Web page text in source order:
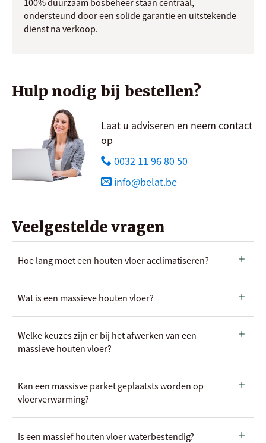
ondersteund door een solide garantie en uitstekende
dienst na verkoop.
Hulp nodig bij bestellen?
Laat u adviseren en neem contact
op
0032 11 96 80 50
info@belat.be
Veelgestelde vragen
Hoe lang moet een houten vloer acclimatiseren?
Wat is een massieve houten vloer?
Welke keuzes zijn er bij het afwerken van een
massieve houten vloer?
Kan een massisve parket geplaatsts worden op
vloerverwarming?
Is een massief houten vloer waterbestendig?